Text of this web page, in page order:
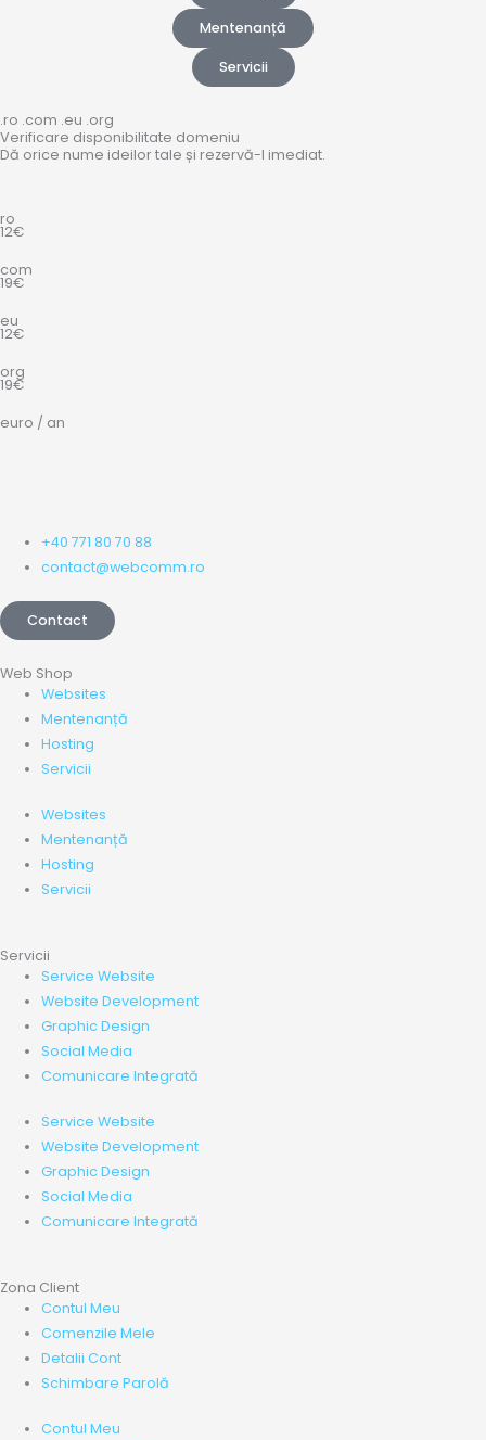
Mentenanță
Servicii
.ro .com .eu .org
Verificare disponibilitate domeniu
Dă orice nume ideilor tale și rezervă-l imediat.
ro
12€
com
19€
eu
12€
org
19€
euro / an
+40 771 80 70 88
contact@webcomm.ro
Contact
Web Shop
Websites
Mentenanță
Hosting
Servicii
Websites
Mentenanță
Hosting
Servicii
Servicii
Service Website
Website Development
Graphic Design
Social Media
Comunicare Integrată
Service Website
Website Development
Graphic Design
Social Media
Comunicare Integrată
Zona Client
Contul Meu
Comenzile Mele
Detalii Cont
Schimbare Parolă
Contul Meu